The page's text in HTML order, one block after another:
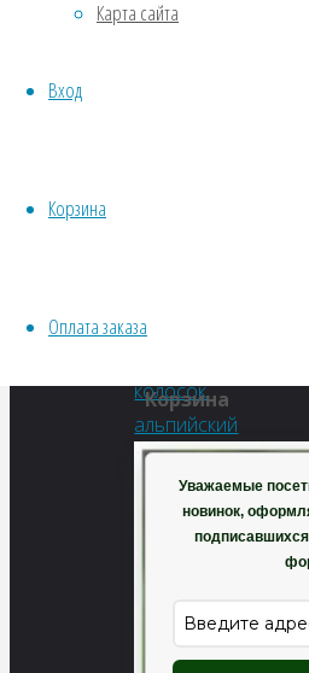
Карта сайта
Вход
Корзина
Оплата заказапикселей
колосок
альпийский
Водные
Весь перечень семян
Кашпо, горшки
Корзина
Уважаемые
новинок,